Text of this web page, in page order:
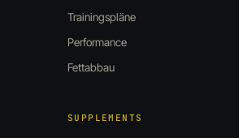
Trainingspläne
Performance
Fettabbau
SUPPLEMENTS